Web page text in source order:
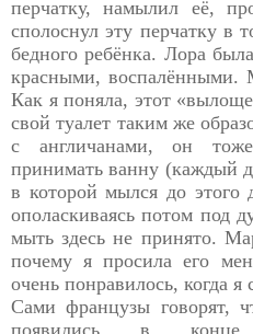
перчатку, намылил её,
сполоснул эту перчатку в
бедного ребёнка. Лора
красными, воспалёнными.
Как я поняла, этот
свой туалет таким же
с англичанами, он
принимать ванну (каждый
в которой мылся до этого
ополаскиваясь потом под
мыть здесь не принято.
почему я просила его
очень понравилось, когда я
Сами французы говорят,
появились в конце